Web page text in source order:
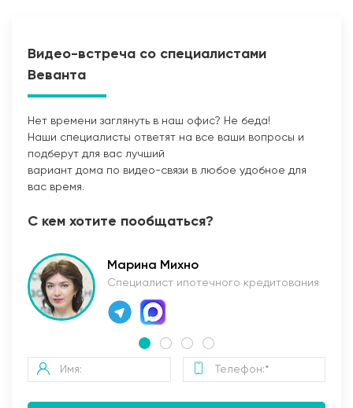
Видео-встреча со специалистами
Веванта
Нет времени заглянуть в наш офис? Не беда!
Наши специалисты ответят на все ваши вопросы и
подберут для вас лучший
вариант дома по видео-связи в любое удобное для
вас время.
С кем хотите пообщаться?
Марина Михно
Специалист ипотечного кредитования